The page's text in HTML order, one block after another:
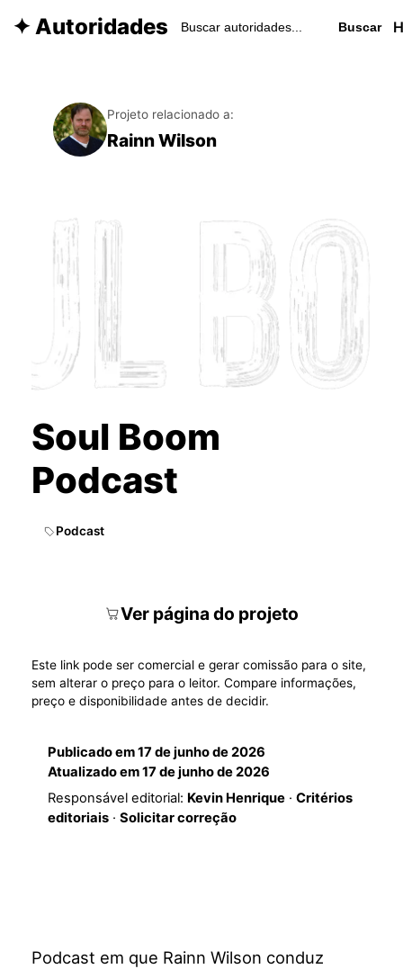
✦ Autoridades Buscar
Projeto relacionado a:
Rainn Wilson
Soul Boom
Podcast
Podcast
Ver página do projeto
Este link pode ser comercial e gerar comissão para o site,
sem alterar o preço para o leitor. Compare informações,
preço e disponibilidade antes de decidir.
Publicado em17 de junho de 2026
Atualizado em17 de junho de 2026
Responsável editorial: Kevin Henrique· Critérios
editoriais· Solicitar correção
Podcast em que Rainn Wilson conduz